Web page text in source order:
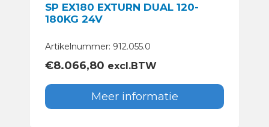
SP EX180 EXTURN DUAL 120-
180KG 24V
Artikelnummer: 912.055.0
€8.066,80 excl.BTW
Meer informatie